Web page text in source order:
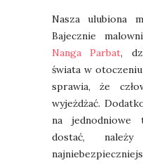
Nasza ulubiona
Bajecznie
Nanga Parbat,
świata w
sprawia, że
wyjeżdżać.
na
dostać,